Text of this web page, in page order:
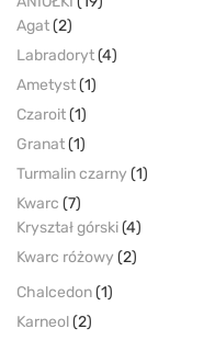
Agat(2)
Labradoryt(4)
Ametyst(1)
Czaroit(1)
Granat(1)
Turmalin czarny (1)
Kwarc (7)
Kryształ górski(4)
Kwarc różowy (2)
Chalcedon(1)
Karneol(2)